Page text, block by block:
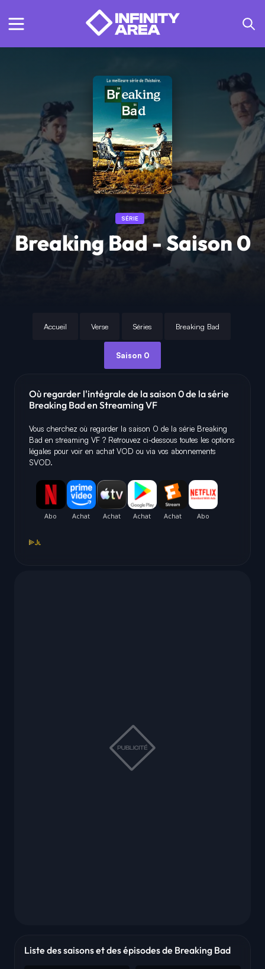
SÉRIE
Breaking Bad - Saison 0
Accueil Verse Séries Breaking Bad
Saison 0
Où regarder l'intégrale de la saison 0 de la série
Breaking Bad en Streaming VF
Vous cherchez où regarder la saison 0 de la série Breaking
Bad en streaming VF ? Retrouvez ci-dessous toutes les options
légales pour voir en achat VOD ou via vos abonnements
SVOD.
Liste des saisons et des épisodes de Breaking Bad